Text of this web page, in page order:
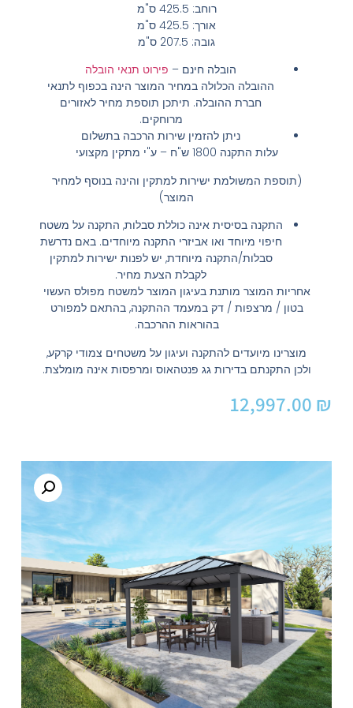
רוחב: 425.5 ס"מ
אורך: 425.5 ס"מ
גובה: 207.5 ס"מ
הובלה חינם – פירוט תנאי הובלה
ההובלה הכלולה במחיר המוצר הינה בכפוף לתנאי
חברת ההובלה. תיתכן תוספת מחיר לאזורים
מרוחקים.
ניתן להזמין שירות הרכבה בתשלום
עלות התקנה 1800 ש"ח – ע"י מתקין מקצועי
(תוספת המשולמת ישירות למתקין והינה בנוסף למחיר
המוצר)
התקנה בסיסית אינה כוללת סבלות, התקנה על משטח
חיפוי מיוחד ואו אביזרי התקנה מיוחדים. באם נדרשת
סבלות/התקנה מיוחדת, יש לפנות ישירות למתקין
לקבלת הצעת מחיר.
אחריות המוצר מותנת בעיגון המוצר למשטח מפולס העשוי
בטון / מרצפות / דק במעמד ההתקנה, בהתאם למפורט
בהוראות ההרכבה.
מוצרינו מיועדים להתקנה ועיגון על משטחים צמודי קרקע,
ולכן התקנתם בדירות גג פנטהאוס ומרפסות אינה מומלצת.
12,997.00 ₪